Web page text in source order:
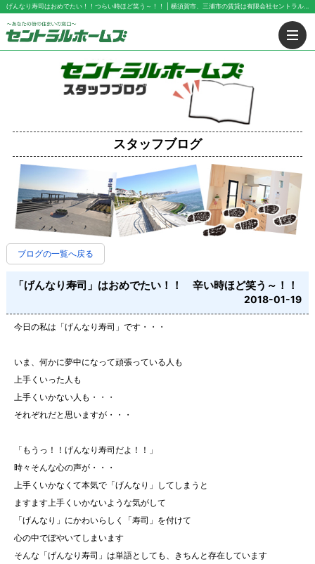
げんなり寿司はおめでたい！！つらい時ほど笑う～！！ | 横須賀市、三浦市の賃貸は有限会社セントラル・ホームズにお任せ下さい！
スタッフブログ
ブログの一覧へ戻る
「げんなり寿司」はおめでたい！！ 辛い時ほど笑う～！！
2018-01-19
今日の私は「げんなり寿司」です・・・
いま、何かに夢中になって頑張っている人も
上手くいった人も
上手くいかない人も・・・
それぞれだと思いますが・・・
「もうっ！！げんなり寿司だよ！！」
時々そんな心の声が・・・
上手くいかなくて本気で「げんなり」してしまうと
ますます上手くいかないような気がして
「げんなり」にかわいらしく「寿司」を付けて
心の中でぼやいてしまいます
そんな「げんなり寿司」は単語としても、きちんと存在しています